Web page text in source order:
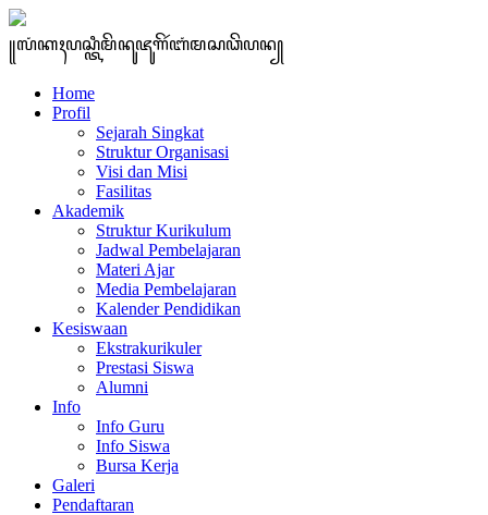
꧋ꦭꦁꦏꦃꦥꦱ꧀ꦠꦶꦩꦼꦤꦸꦗꦸꦒꦼꦂꦧꦁꦩꦱꦣꦼꦥꦤ꧀
Home
Profil
Sejarah Singkat
Struktur Organisasi
Visi dan Misi
Fasilitas
Akademik
Struktur Kurikulum
Jadwal Pembelajaran
Materi Ajar
Media Pembelajaran
Kalender Pendidikan
Kesiswaan
Ekstrakurikuler
Prestasi Siswa
Alumni
Info
Info Guru
Info Siswa
Bursa Kerja
Galeri
Pendaftaran